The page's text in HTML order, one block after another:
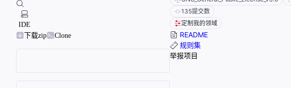
IDE
下载zip
Clone
135提交数
定制我的领域
README
规则集
举报项目